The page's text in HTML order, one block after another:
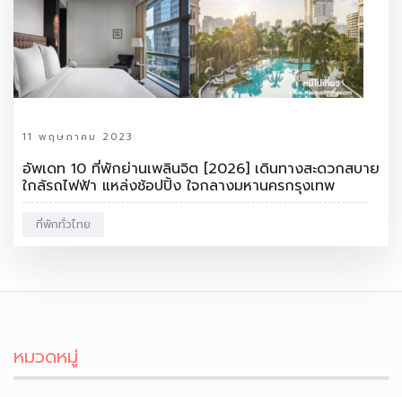
11 พฤษภาคม 2023
อัพเดท 10 ที่พักย่านเพลินจิต [2026] เดินทางสะดวกสบาย
ใกล้รถไฟฟ้า แหล่งช้อปปิ้ง ใจกลางมหานครกรุงเทพ
ที่พักทั่วไทย
หมวดหมู่